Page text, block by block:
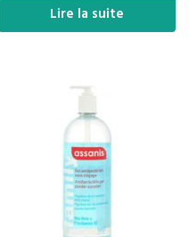
Lire la suite